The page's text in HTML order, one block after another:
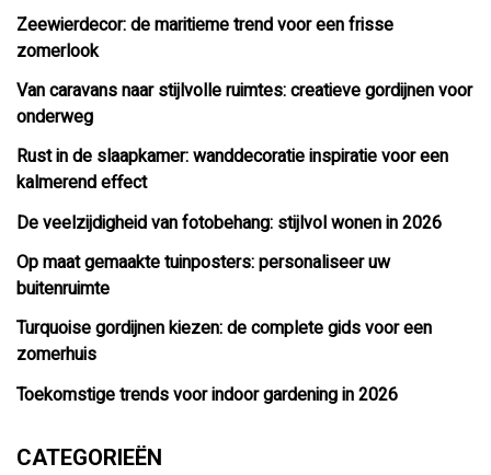
Zeewierdecor: de maritieme trend voor een frisse
zomerlook
Van caravans naar stijlvolle ruimtes: creatieve gordijnen voor
onderweg
Rust in de slaapkamer: wanddecoratie inspiratie voor een
kalmerend effect
De veelzijdigheid van fotobehang: stijlvol wonen in 2026
Op maat gemaakte tuinposters: personaliseer uw
buitenruimte
Turquoise gordijnen kiezen: de complete gids voor een
zomerhuis
Toekomstige trends voor indoor gardening in 2026
CATEGORIEËN